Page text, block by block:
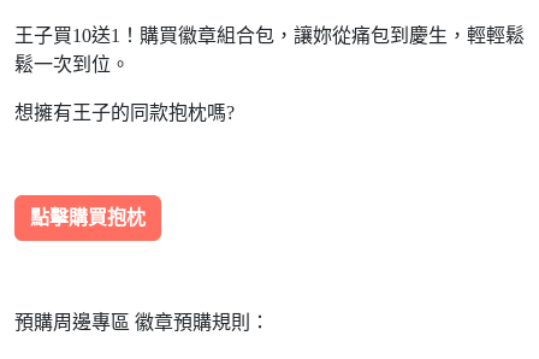
王子買10送1！購買徽章組合包，讓妳從痛包到慶生，輕輕鬆
鬆一次到位。
想擁有王子的同款抱枕嗎?
點擊購買抱枕
預購周邊專區 徽章預購規則：